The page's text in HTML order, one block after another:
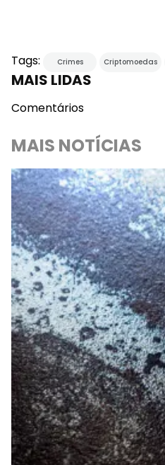
Tags: Crimes Criptomoedas
MAIS LIDAS
Comentários
MAIS NOTÍCIAS